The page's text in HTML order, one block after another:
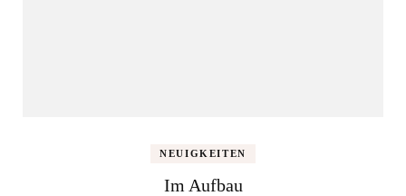
NEUIGKEITEN
Im Aufbau